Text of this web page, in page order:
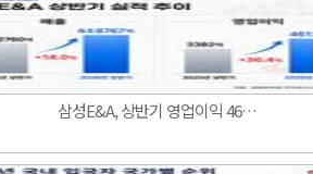
삼성E&A, 상반기 영업이익 46…